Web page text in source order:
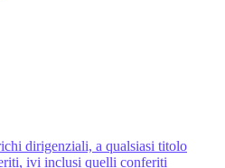
dirigenziali, a qualsiasi titolo
ivi inclusi quelli conferiti